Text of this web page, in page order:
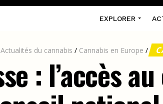
EXPLORER
Actualités du cannabis / Cannabis en Europe /
: l’accès